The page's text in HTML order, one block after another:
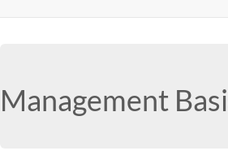
Management